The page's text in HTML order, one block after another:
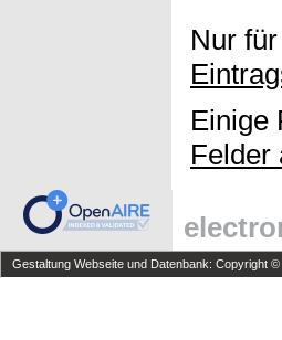
Nur
Einige
Felder
Gestaltung Webseite und Datenbank: Copyright